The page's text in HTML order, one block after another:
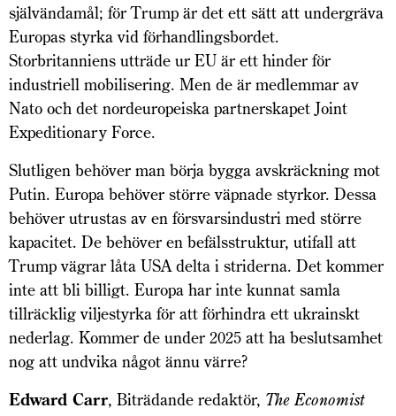
självändamål; för Trump är det ett sätt att undergräva
Europas styrka vid förhandlingsbordet.
Storbritanniens utträde ur EU är ett hinder för
industriell mobilisering. Men de är medlemmar av
Nato och det nordeuropeiska partnerskapet Joint
Expeditionary Force.
Slutligen behöver man börja bygga avskräckning mot
Putin. Europa behöver större väpnade styrkor. Dessa
behöver utrustas av en försvarsindustri med större
kapacitet. De behöver en befälsstruktur, utifall att
Trump vägrar låta USA delta i striderna. Det kommer
inte att bli billigt. Europa har inte kunnat samla
tillräcklig viljestyrka för att förhindra ett ukrainskt
nederlag. Kommer de under 2025 att ha beslutsamhet
nog att undvika något ännu värre?
Edward Carr, Biträdande redaktör, The Economist